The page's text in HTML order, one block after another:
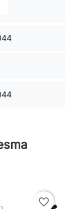
favorite_border